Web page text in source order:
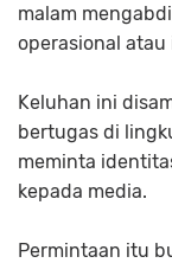
malam
operasional
Keluhan ini
bertugas di
meminta
kepada media.
Permintaan itu